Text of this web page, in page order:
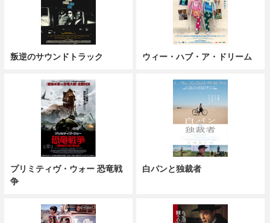
叛逆のサウンドトラック ウィー・ハブ・ア・ドリーム
プリミティヴ・ウォー 恐竜戦
争
白パンと独裁者